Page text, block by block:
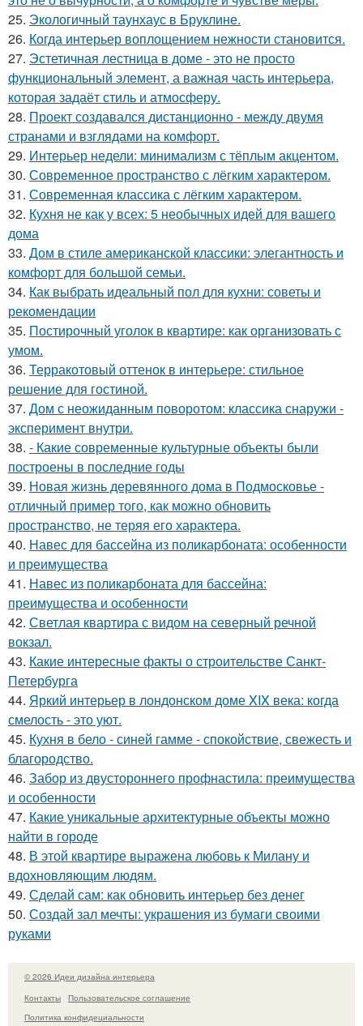
25. Экологичный таунхаус в Бруклине.
26. Когда интерьер воплощением нежности становится.
27. Эстетичная лестница в доме - это не просто
функциональный элемент, а важная часть интерьера,
которая задаёт стиль и атмосферу.
28. Проект создавался дистанционно - между двумя
странами и взглядами на комфорт.
29. Интерьер недели: минимализм с тёплым акцентом.
30. Современное пространство с лёгким характером.
31. Современная классика с лёгким характером.
32. Кухня не как у всех: 5 необычных идей для вашего
дома
33. Дом в стиле американской классики: элегантность и
комфорт для большой семьи.
34. Как выбрать идеальный пол для кухни: советы и
рекомендации
35. Постирочный уголок в квартире: как организовать с
умом.
36. Терракотовый оттенок в интерьере: стильное
решение для гостиной.
37. Дом с неожиданным поворотом: классика снаружи -
эксперимент внутри.
38. - Какие современные культурные объекты были
построены в последние годы
39. Новая жизнь деревянного дома в Подмосковье -
отличный пример того, как можно обновить
пространство, не теряя его характера.
40. Навес для бассейна из поликарбоната: особенности
и преимущества
41. Навес из поликарбоната для бассейна:
преимущества и особенности
42. Светлая квартира с видом на северный речной
вокзал.
43. Какие интересные факты о строительстве Санкт-
Петербурга
44. Яркий интерьер в лондонском доме XIX века: когда
смелость - это уют.
45. Кухня в бело - синей гамме - спокойствие, свежесть и
благородство.
46. Забор из двустороннего профнастила: преимущества
и особенности
47. Какие уникальные архитектурные объекты можно
найти в городе
48. В этой квартире выражена любовь к Милану и
вдохновляющим людям.
49. Сделай сам: как обновить интерьер без денег
50. Создай зал мечты: украшения из бумаги своими
руками
© 2026 Идеи дизайна интерьера
Контакты
Пользовательское соглашение
Политика конфидециальности